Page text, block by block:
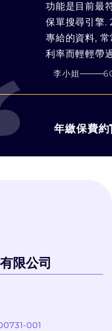
功能是目前最符合我
保單搜尋引擎. 2. 過
專給的資料, 常常只
利率而輕輕帶過預定
靠推銷技術和人情壓
在幫你找最適合你的
濾推銷理專的話術,
字比較, 有疑問可以
60+歲
年繳保費約
限公司
001